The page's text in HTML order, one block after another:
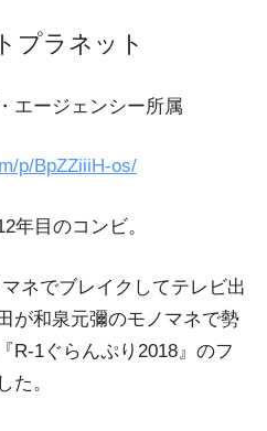
プラネット
エージェンシー所属
p/BpZZiiiH-os/
年目のコンビ。
ネでブレイクしてテレビ出
が和泉元彌のモノマネで勢
R-1ぐらんぷり2018』のフ
た。